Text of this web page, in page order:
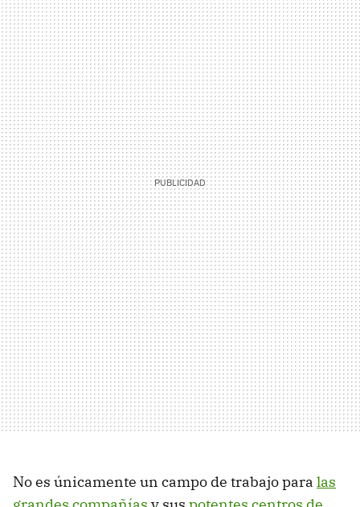
No es únicamente un campo de trabajo para las